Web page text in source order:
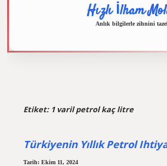
Hızlı İlham
Anlık bilgilerle zihnini
Etiket: 1 varil petrol kaç litre
Türkiyenin Yıllık Petrol
Tarih: Ekim 11, 2024